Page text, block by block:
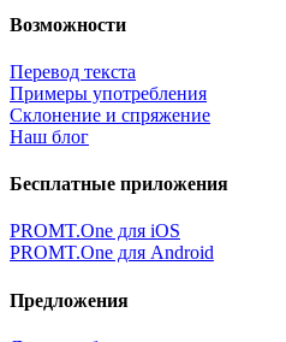
Возможности
Перевод текста
Примеры употребления
Склонение и спряжение
Наш блог
Бесплатные приложения
PROMT.One для iOS
PROMT.One для Android
Предложения